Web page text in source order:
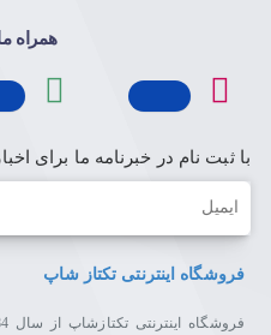
همراه
با ثبت نام در خبرنامه ما برای
ایمیل
فروشگاه اینترنتی تکتاز شاپ